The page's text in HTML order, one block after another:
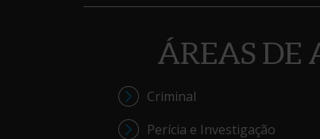
ÁREAS DE
Criminal
Perícia e Investigação